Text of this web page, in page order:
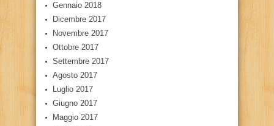
Gennaio 2018
Dicembre 2017
Novembre 2017
Ottobre 2017
Settembre 2017
Agosto 2017
Luglio 2017
Giugno 2017
Maggio 2017